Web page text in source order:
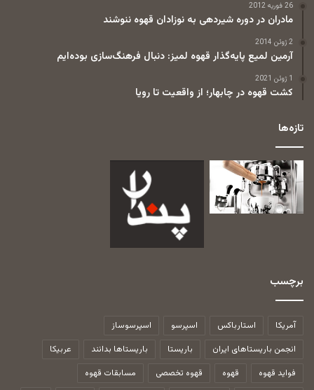
26 فوریه 2012
مادران در دوره شیردهی به نوزادان قهوه ننوشند
2 ژوئن 2014
آرمین لمیع پایه‌گذار قهوه لمیز: دنبال فرهنگ‌سازی بوده‌ایم
1 ژوئن 2021
کشت قهوه در چابهار؛ از واقعیت تا رویا
تازه‌ها
برچسب
آمریکا استارباکس اسپرسو
اسپرسوساز
انجمن باریستاهای ایران
باریستا باریستاها بدانند
عربیکا
فواید قهوه
قهوه قهوه تخصصی
مسابقات قهوه